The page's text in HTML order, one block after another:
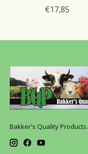
€17,85
Bakker's Quality Products.